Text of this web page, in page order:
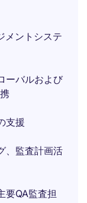
メントシステ
ーバルおよび
支援
、監査計画活
要QA監査担